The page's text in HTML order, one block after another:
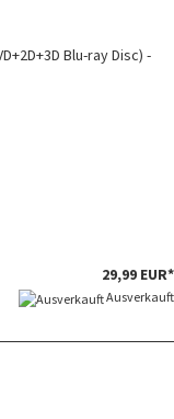
Blu-ray Disc) -
29,99 EUR*
Ausverkauft